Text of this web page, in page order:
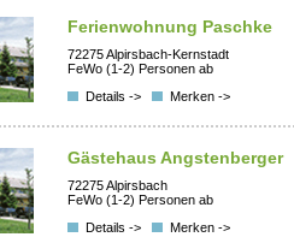
Ferienwohnung Paschke
72275 Alpirsbach-Kernstadt
FeWo (1-2) Personen ab
Details ->
Merken ->
Gästehaus Angstenberger
72275 Alpirsbach
FeWo (1-2) Personen ab
Details ->
Merken ->